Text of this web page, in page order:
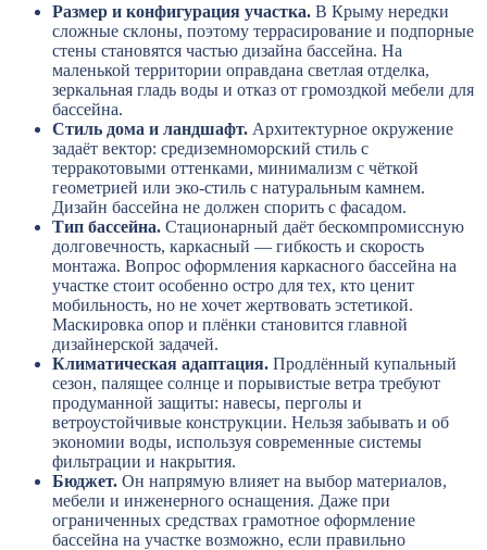
Размер и конфигурация участка. В Крыму нередки
сложные склоны, поэтому террасирование и подпорные
стены становятся частью дизайна бассейна. На
маленькой территории оправдана светлая отделка,
зеркальная гладь воды и отказ от громоздкой мебели для
бассейна.
Стиль дома и ландшафт. Архитектурное окружение
задаёт вектор: средиземноморский стиль с
терракотовыми оттенками, минимализм с чёткой
геометрией или эко-стиль с натуральным камнем.
Дизайн бассейна не должен спорить с фасадом.
Тип бассейна. Стационарный даёт бескомпромиссную
долговечность, каркасный — гибкость и скорость
монтажа. Вопрос оформления каркасного бассейна на
участке стоит особенно остро для тех, кто ценит
мобильность, но не хочет жертвовать эстетикой.
Маскировка опор и плёнки становится главной
дизайнерской задачей.
Климатическая адаптация. Продлённый купальный
сезон, палящее солнце и порывистые ветра требуют
продуманной защиты: навесы, перголы и
ветроустойчивые конструкции. Нельзя забывать и об
экономии воды, используя современные системы
фильтрации и накрытия.
Бюджет. Он напрямую влияет на выбор материалов,
мебели и инженерного оснащения. Даже при
ограниченных средствах грамотное оформление
бассейна на участке возможно, если правильно